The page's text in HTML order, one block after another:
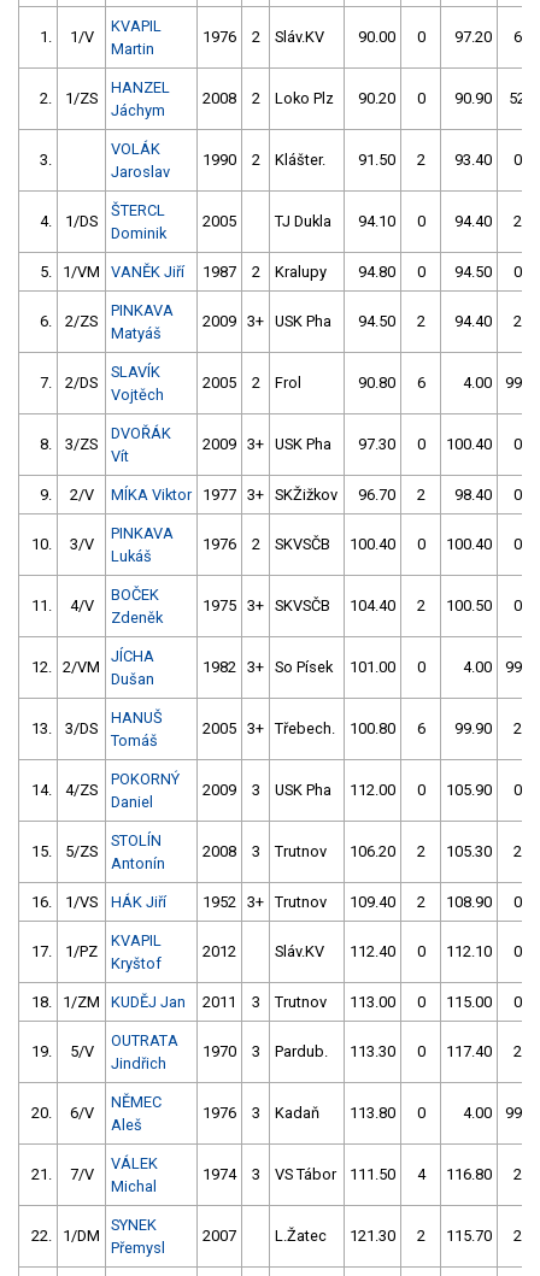
1. 1/V
KVAPIL
Martin
1976 2 Sláv.KV 90.00 0 97.20 6
2. 1/ZS
HANZEL
Jáchym
2008 2 Loko Plz 90.20 0 90.90 52
3.
VOLÁK
Jaroslav
1990 2 Klášter. 91.50 2 93.40 0
4. 1/DS
ŠTERCL
Dominik
2005 TJ Dukla 94.10 0 94.40 2
5. 1/VM VANĚK Jiří 1987 2 Kralupy 94.80 0 94.50 0
6. 2/ZS
PINKAVA
Matyáš
2009 3+ USK Pha 94.50 2 94.40 2
7. 2/DS
SLAVÍK
Vojtěch
2005 2 Frol 90.80 6 4.00 999
8. 3/ZS
DVOŘÁK
Vít
2009 3+ USK Pha 97.30 0 100.40 0
9. 2/V MÍKA Viktor 1977 3+ SKŽižkov 96.70 2 98.40 0
10. 3/V
PINKAVA
Lukáš
1976 2 SKVSČB 100.40 0 100.40 0
11. 4/V
BOČEK
Zdeněk
1975 3+ SKVSČB 104.40 2 100.50 0
12. 2/VM
JÍCHA
Dušan
1982 3+ So Písek 101.00 0 4.00 999
13. 3/DS
HANUŠ
Tomáš
2005 3+ Třebech. 100.80 6 99.90 2
14. 4/ZS
POKORNÝ
Daniel
2009 3 USK Pha 112.00 0 105.90 0
15. 5/ZS
STOLÍN
Antonín
2008 3 Trutnov 106.20 2 105.30 2
16. 1/VS HÁK Jiří 1952 3+ Trutnov 109.40 2 108.90 0
17. 1/PZ
KVAPIL
Kryštof
2012 Sláv.KV 112.40 0 112.10 0
18. 1/ZM KUDĚJ Jan 2011 3 Trutnov 113.00 0 115.00 0
19. 5/V
OUTRATA
Jindřich
1970 3 Pardub. 113.30 0 117.40 2
20. 6/V
NĚMEC
Aleš
1976 3 Kadaň 113.80 0 4.00 999
21. 7/V
VÁLEK
Michal
1974 3 VS Tábor 111.50 4 116.80 2
22. 1/DM
SYNEK
Přemysl
2007 L.Žatec 121.30 2 115.70 2